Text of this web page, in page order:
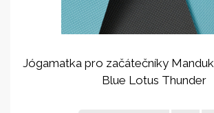
Jógamatka pro začátečníky
Blue Lotus Thunder